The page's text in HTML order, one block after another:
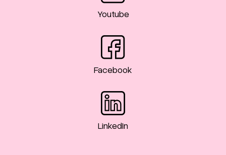
Youtube
Facebook
LinkedIn